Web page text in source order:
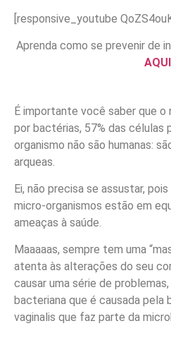
[responsive_youtube
Aprenda como se prevenir de
AQUI
É importante você saber que o
por bactérias, 57% das células
organismo não são humanas:
arqueas.
Ei, não precisa se assustar,
micro-organismos estão em
ameaças à saúde.
Maaaaas, sempre tem uma
atenta às alterações do seu
causar uma série de
bacteriana que é causada pela
vaginalis que faz parte da